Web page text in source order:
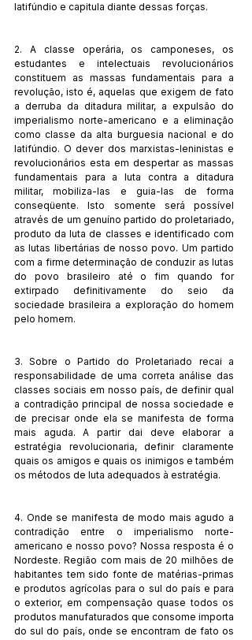
latifúndio e capitula diante dessas forças.
2. A classe operária, os camponeses, os
estudantes e intelectuais revolucionários
constituem as massas fundamentais para a
revolução, isto é, aquelas que exigem de fato
a derruba da ditadura militar, a expulsão do
imperialismo norte-americano e a eliminação
como classe da alta burguesia nacional e do
latifúndio. O dever dos marxistas-leninistas e
revolucionários esta em despertar as massas
fundamentais para a luta contra a ditadura
militar, mobiliza-las e guia-las de forma
conseqüente. Isto somente será possível
através de um genuíno partido do proletariado,
produto da luta de classes e identificado com
as lutas libertárias de nosso povo. Um partido
com a firme determinação de conduzir as lutas
do povo brasileiro até o fim quando for
extirpado definitivamente do seio da
sociedade brasileira a exploração do homem
pelo homem.
3. Sobre o Partido do Proletariado recai a
responsabilidade de uma correta análise das
classes sociais em nosso país, de definir qual
a contradição principal de nossa sociedade e
de precisar onde ela se manifesta de forma
mais aguda. A partir dai deve elaborar a
estratégia revolucionaria, definir claramente
quais os amigos e quais os inimigos e também
os métodos de luta adequados à estratégia.
4. Onde se manifesta de modo mais agudo a
contradição entre o imperialismo norte-
americano e nosso povo? Nossa resposta é o
Nordeste. Região com mais de 20 milhões de
habitantes tem sido fonte de matérias-primas
e produtos agrícolas para o sul do país e para
o exterior, em compensação quase todos os
produtos manufaturados que consome importa
do sul do país, onde se encontram de fato os